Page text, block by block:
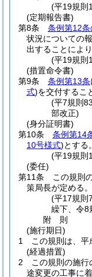
(平19規則
(定期報告書)
第8条
条例第12条
状況についての
出することによ
(平19規則
(措置命令書)
第9条
条例第13条
式)を交付するこ
(平7規則
部改正)
(身分証明書)
第10条
条例第14
10号様式)とする。
(平19規則
(委任)
第11条
この規則
策局長が定める。
(平17規則
繰下、令8
附 則
(施行期日)
1
この規則は、平
(経過措置)
2
この規則の施
途変更の工事に